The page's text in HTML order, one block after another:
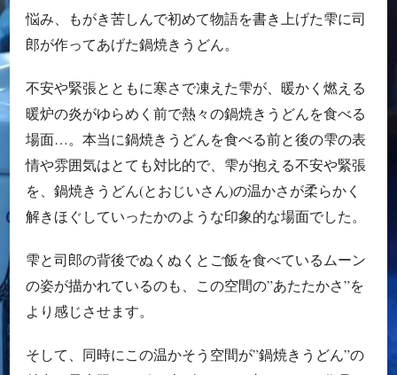
悩み、もがき苦しんで初めて物語を書き上げた雫に司
郎が作ってあげた鍋焼きうどん。
不安や緊張とともに寒さで凍えた雫が、暖かく燃える
暖炉の炎がゆらめく前で熱々の鍋焼きうどんを食べる
場面…。本当に鍋焼きうどんを食べる前と後の雫の表
情や雰囲気はとても対比的で、雫が抱える不安や緊張
を、鍋焼きうどん(とおじいさん)の温かさが柔らかく
解きほぐしていったかのような印象的な場面でした。
雫と司郎の背後でぬくぬくとご飯を食べているムーン
の姿が描かれているのも、この空間の”あたたかさ”を
より感じさせます。
そして、同時にこの温かそう空間が”鍋焼きうどん”の